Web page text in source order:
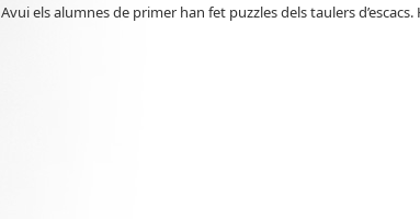
Avui els alumnes de primer han fet puzzles dels taulers